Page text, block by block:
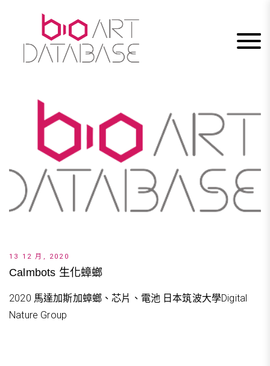
13 12 月, 2020
Calmbots 生化蟑螂
2020 馬達加斯加蟑螂、芯片、電池 日本筑波大學Digital
Nature Group